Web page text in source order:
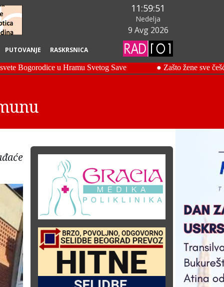
PUTOVANJE RASKRSNICA
11:59:52
Nedelja
9 Avg 2026